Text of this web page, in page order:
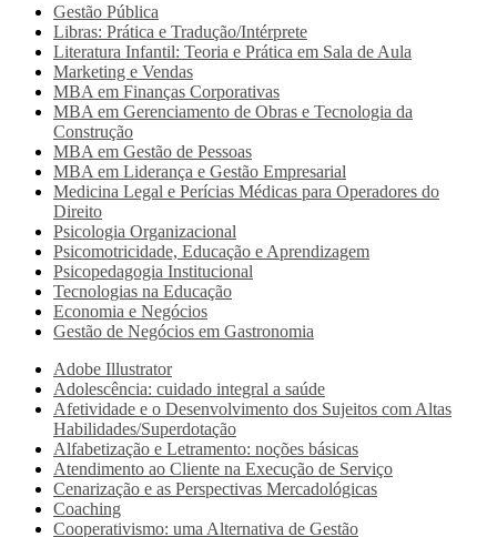
Gestão Pública
Libras: Prática e Tradução/Intérprete
Literatura Infantil: Teoria e Prática em Sala de Aula
Marketing e Vendas
MBA em Finanças Corporativas
MBA em Gerenciamento de Obras e Tecnologia da
Construção
MBA em Gestão de Pessoas
MBA em Liderança e Gestão Empresarial
Medicina Legal e Perícias Médicas para Operadores do
Direito
Psicologia Organizacional
Psicomotricidade, Educação e Aprendizagem
Psicopedagogia Institucional
Tecnologias na Educação
Economia e Negócios
Gestão de Negócios em Gastronomia
Adobe Illustrator
Adolescência: cuidado integral a saúde
Afetividade e o Desenvolvimento dos Sujeitos com Altas
Habilidades/Superdotação
Alfabetização e Letramento: noções básicas
Atendimento ao Cliente na Execução de Serviço
Cenarização e as Perspectivas Mercadológicas
Coaching
Cooperativismo: uma Alternativa de Gestão